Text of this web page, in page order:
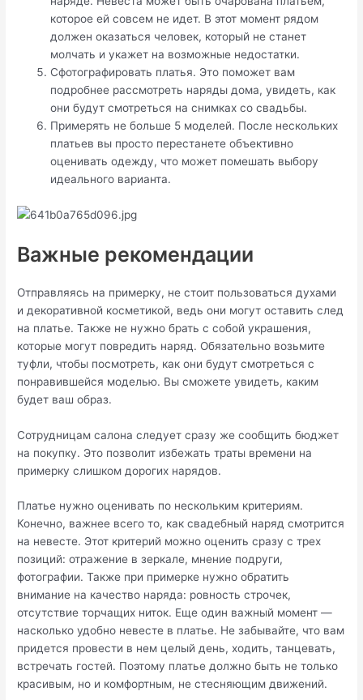
которое ей совсем не идет. В этот момент рядом
должен оказаться человек, который не станет
молчать и укажет на возможные недостатки.
Сфотографировать платья. Это поможет вам
подробнее рассмотреть наряды дома, увидеть, как
они будут смотреться на снимках со свадьбы.
Примерять не больше 5 моделей. После нескольких
платьев вы просто перестанете объективно
оценивать одежду, что может помешать выбору
идеального варианта.
Важные рекомендации
Отправляясь на примерку, не стоит пользоваться духами
и декоративной косметикой, ведь они могут оставить след
на платье. Также не нужно брать с собой украшения,
которые могут повредить наряд. Обязательно возьмите
туфли, чтобы посмотреть, как они будут смотреться с
понравившейся моделью. Вы сможете увидеть, каким
будет ваш образ.
Сотрудницам салона следует сразу же сообщить бюджет
на покупку. Это позволит избежать траты времени на
примерку слишком дорогих нарядов.
Платье нужно оценивать по нескольким критериям.
Конечно, важнее всего то, как свадебный наряд смотрится
на невесте. Этот критерий можно оценить сразу с трех
позиций: отражение в зеркале, мнение подруги,
фотографии. Также при примерке нужно обратить
внимание на качество наряда: ровность строчек,
отсутствие торчащих ниток. Еще один важный момент —
насколько удобно невесте в платье. Не забывайте, что вам
придется провести в нем целый день, ходить, танцевать,
встречать гостей. Поэтому платье должно быть не только
красивым, но и комфортным, не стесняющим движений.